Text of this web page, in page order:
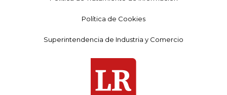
Política de Cookies
Superintendencia de Industria y Comercio